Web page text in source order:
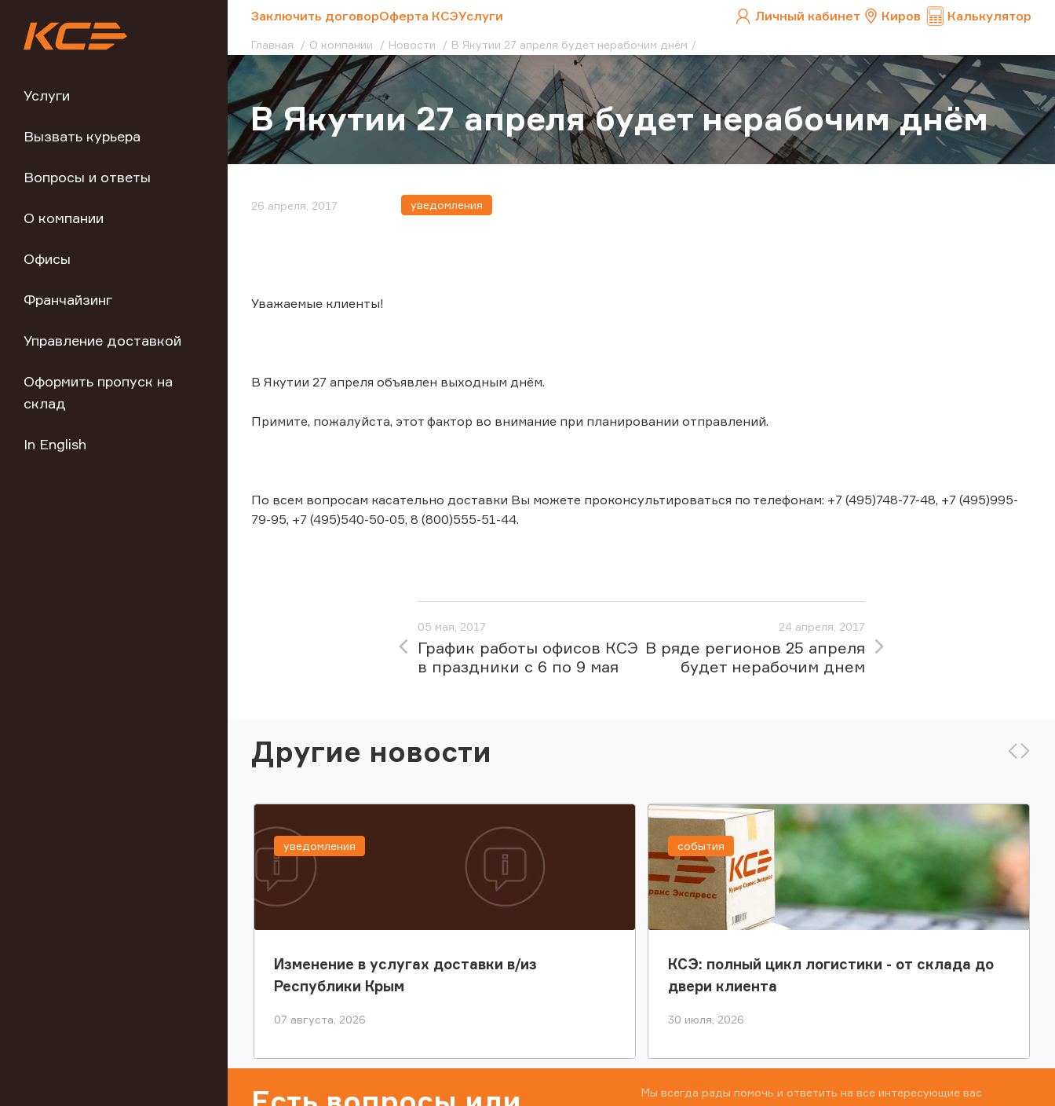
Услуги
Вызвать курьера
Вопросы и ответы
О компании
Офисы
Франчайзинг
Управление доставкой
Оформить пропуск на
склад
In English
Заключить договорОферта КСЭУслуги Личный кабинет Киров Калькулятор
Главная О компании Новости В Якутии 27 апреля будет нерабочим днём
В Якутии 27 апреля будет нерабочим днём
26 апреля, 2017 уведомления
Уважаемые клиенты!
В Якутии 27 апреля объявлен выходным днём.
Примите, пожалуйста, этот фактор во внимание при планировании отправлений.
По всем вопросам касательно доставки Вы можете проконсультироваться по телефонам: +7 (495)748-77-48, +7 (495)995-
79-95, +7 (495)540-50-05, 8 (800)555-51-44.
05 мая, 2017
График работы офисов КСЭ
в праздники с 6 по 9 мая
24 апреля, 2017
В ряде регионов 25 апреля
будет нерабочим днем
Другие новости
Изменение в услугах доставки в/из
Республики Крым
07 августа, 2026
уведомления
КСЭ: полный цикл логистики - от склада до
двери клиента
30 июля, 2026
события
Мы всегда рады помочь и ответить на все интересующие вас